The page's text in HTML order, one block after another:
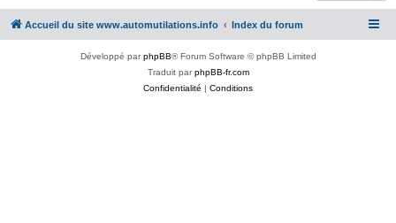
Accueil du site www.automutilations.info Index du forum
Développé parphpBB® Forum Software © phpBB Limited
Traduit parphpBB-fr.com
Confidentialité | Conditions